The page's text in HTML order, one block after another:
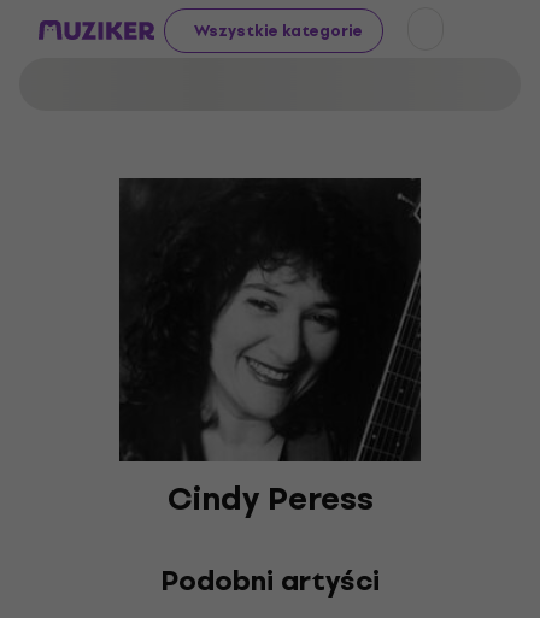
Wszystkie kategorie
Cindy Peress
Podobni artyści